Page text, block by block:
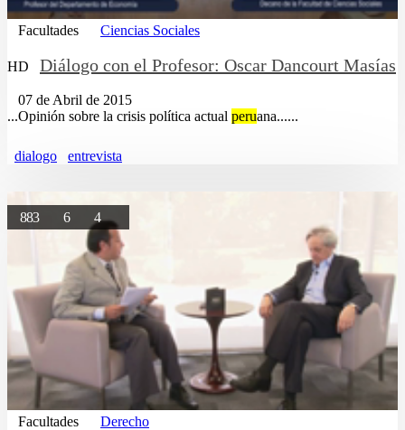
Facultades Ciencias Sociales
HD Diálogo con el Profesor: Oscar Dancourt Masías
07 de Abril de 2015
...Opinión sobre la crisis política actual peruana......
dialogo entrevista
883 6 4
Facultades Derecho